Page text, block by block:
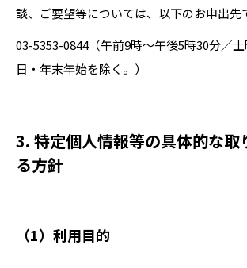
談、ご要望等については、以下のお申出先
03-5353-0844（午前9時～午後5時30分／
日・年末年始を除く。）
特定個人情報等の具体的な取
る方針
（1）利用目的